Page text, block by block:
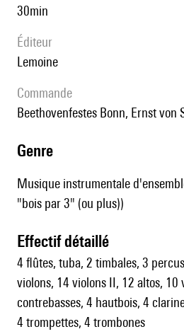
30min
éditeur
Lemoine
Commande
Beethovenfestes Bonn, Ernst
genre
Musique instrumentale
"bois par 3" (ou plus))
effectif détaillé
4 flûtes, tuba, 2 timbales, 3
violons, 14 violons II, 12 altos, 10
contrebasses, 4 hautbois, 4
4 trompettes, 4 trombones